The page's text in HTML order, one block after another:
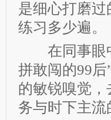
是细心打磨
练习多少遍。
在同事眼中
拼敢闯的99
的敏锐嗅觉
务与时下主